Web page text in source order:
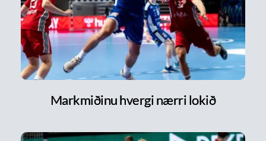
Markmiðinu hvergi nærri lokið